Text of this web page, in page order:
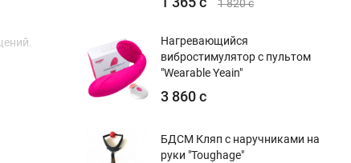
1 820 с
Нагревающийся
вибростимулятор с пультом
"Wearable Yeain"
3 860 с
БДСМ Кляп с наручниками на
руки "Toughage"